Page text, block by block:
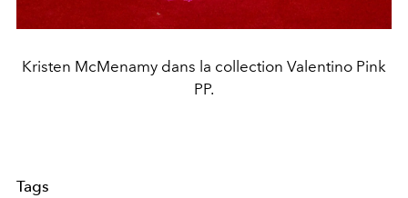
Kristen McMenamy dans la collection Valentino Pink
PP.
Tags